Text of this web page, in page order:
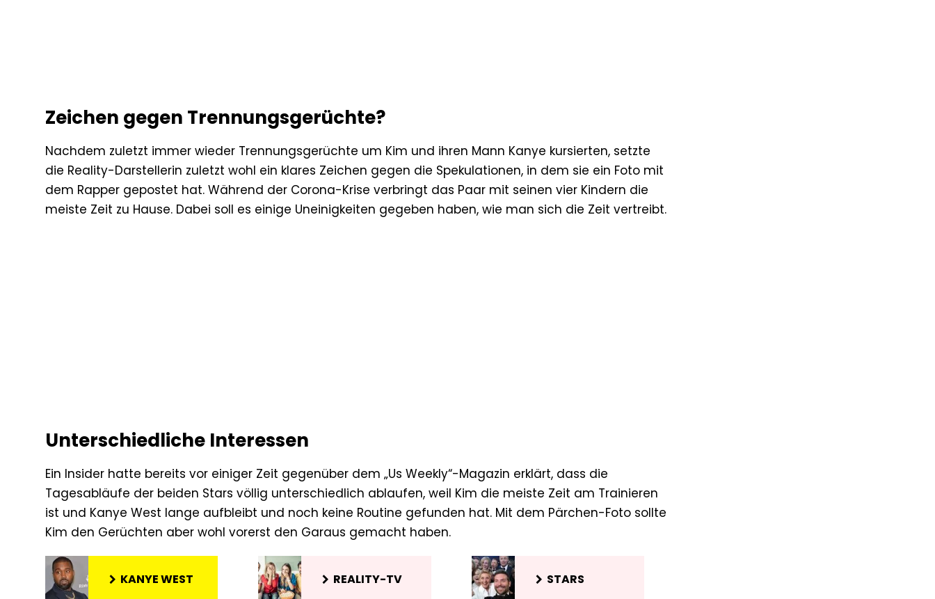
Zeichen gegen Trennungsgerüchte?
Nachdem zuletzt immer wieder Trennungsgerüchte um Kim und ihren Mann Kanye kursierten, setzte
die Reality-Darstellerin zuletzt wohl ein klares Zeichen gegen die Spekulationen, in dem sie ein Foto mit
dem Rapper gepostet hat. Während der Corona-Krise verbringt das Paar mit seinen vier Kindern die
meiste Zeit zu Hause. Dabei soll es einige Uneinigkeiten gegeben haben, wie man sich die Zeit vertreibt.
Unterschiedliche Interessen
Ein Insider hatte bereits vor einiger Zeit gegenüber dem „Us Weekly“-Magazin erklärt, dass die
Tagesabläufe der beiden Stars völlig unterschiedlich ablaufen, weil Kim die meiste Zeit am Trainieren
ist und Kanye West lange aufbleibt und noch keine Routine gefunden hat. Mit dem Pärchen-Foto sollte
Kim den Gerüchten aber wohl vorerst den Garaus gemacht haben.
KANYE WEST REALITY-TV STARS